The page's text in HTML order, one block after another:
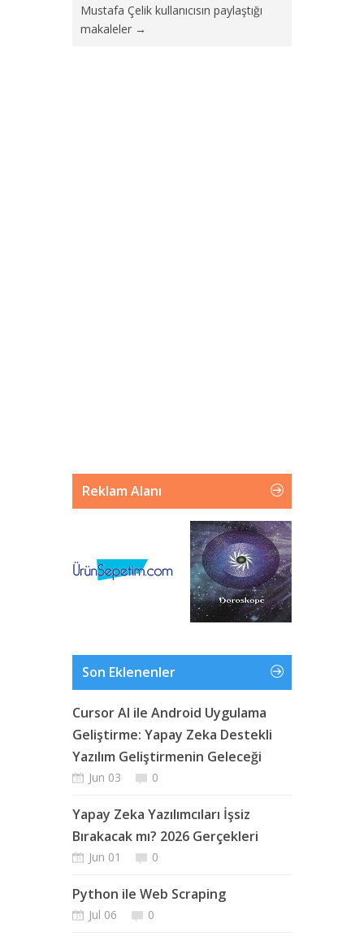
Mustafa Çelik kullanıcısın paylaştığı
makaleler →
Reklam Alanı
Son Eklenenler
Cursor AI ile Android Uygulama
Geliştirme: Yapay Zeka Destekli
Yazılım Geliştirmenin Geleceği
Jun 03 0
Yapay Zeka Yazılımcıları İşsiz
Bırakacak mı? 2026 Gerçekleri
Jun 01 0
Python ile Web Scraping
Jul 06 0